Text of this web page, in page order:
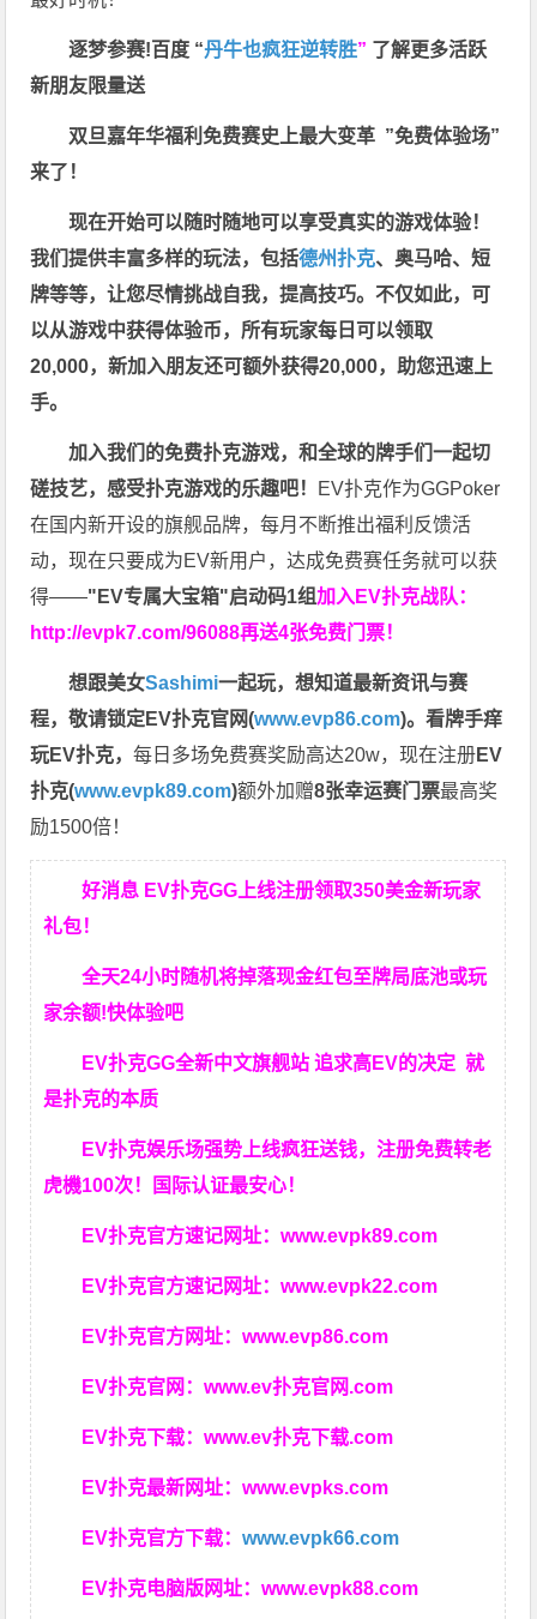
逐梦参赛!百度 “丹牛也疯狂逆转胜” 了解更多活跃
新朋友限量送
双旦嘉年华福利免费赛史上最大变革 ”免费体验场”
来了！
现在开始可以随时随地可以享受真实的游戏体验！
我们提供丰富多样的玩法，包括德州扑克、奥马哈、短
牌等等，让您尽情挑战自我，提高技巧。不仅如此， 可
以从游戏中获得体验币，所有玩家每日可以领取
20,000，新加入朋友还可额外获得20,000，助您迅速上
手。
加入我们的免费扑克游戏，和全球的牌手们一起切
磋技艺，感受扑克游戏的乐趣吧！ EV扑克作为GGPoker
在国内新开设的旗舰品牌，每月不断推出福利反馈活
动，现在只要成为EV新用户，达成免费赛任务就可以获
得——"EV专属大宝箱"启动码1组加入EV扑克战队：
http://evpk7.com/96088再送4张免费门票！
想跟美女Sashimi一起玩，想知道最新资讯与赛
程，敬请锁定EV扑克官网(www.evp86.com)。看牌手痒
玩EV扑克，每日多场免费赛奖励高达20w，现在注册EV
扑克(www.evpk89.com)额外加赠8张幸运赛门票最高奖
励1500倍！
好消息 EV扑克GG上线注册领取350美金新玩家
礼包！
全天24小时随机将掉落现金红包至牌局底池或玩
家余额!快体验吧
EV扑克GG全新中文旗舰站 追求高EV的决定就
是扑克的本质
EV扑克娱乐场强势上线疯狂送钱，注册免费转老
虎機100次！国际认证最安心！
EV扑克官方速记网址：www.evpk89.com
EV扑克官方速记网址：www.evpk22.com
EV扑克官方网址：www.evp86.com
EV扑克官网：www.ev扑克官网.com
EV扑克下载：www.ev扑克下载.com
EV扑克最新网址：www.evpks.com
EV扑克官方下载：www.evpk66.com
EV扑克电脑版网址：www.evpk88.com